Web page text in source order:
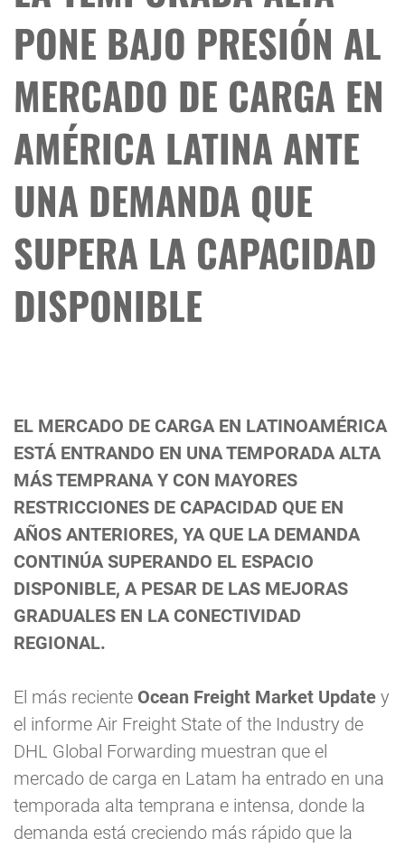
PONE BAJO PRESIÓN AL
MERCADO DE CARGA EN
AMÉRICA LATINA ANTE
UNA DEMANDA QUE
SUPERA LA CAPACIDAD
DISPONIBLE
EL MERCADO DE CARGA EN LATINOAMÉRICA
ESTÁ ENTRANDO EN UNA TEMPORADA ALTA
MÁS TEMPRANA Y CON MAYORES
RESTRICCIONES DE CAPACIDAD QUE EN
AÑOS ANTERIORES, YA QUE LA DEMANDA
CONTINÚA SUPERANDO EL ESPACIO
DISPONIBLE, A PESAR DE LAS MEJORAS
GRADUALES EN LA CONECTIVIDAD
REGIONAL.
El más reciente Ocean Freight Market Update y
el informe Air Freight State of the Industry de
DHL Global Forwarding muestran que el
mercado de carga en Latam ha entrado en una
temporada alta temprana e intensa, donde la
demanda está creciendo más rápido que la